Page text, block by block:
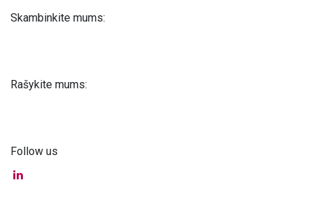
Skambinkite mums:
Rašykite mums:
Follow us